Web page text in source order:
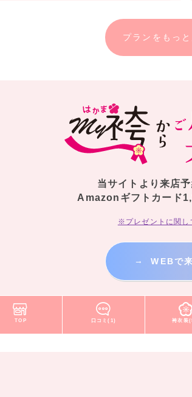
プランをもっ
当サイトより来店
Amazonギフトカード
※プレゼントに関し
→ WEBで
TOP 口コミ(1) 袴衣装